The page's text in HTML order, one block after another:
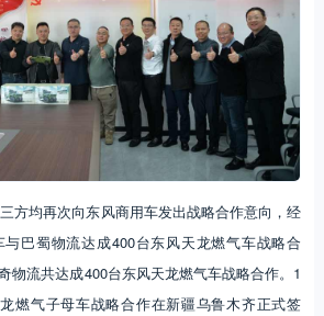
方均再次向东风商用车发出战略合作意向，经
巴蜀物流达成400台东风天龙燃气车战略合
物流共达成400台东风天龙燃气车战略合作。1
燃气子母车战略合作在新疆乌鲁木齐正式签